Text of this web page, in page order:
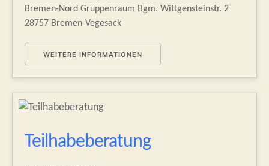
Bremen-Nord Gruppenraum Bgm. Wittgensteinstr. 2
28757 Bremen-Vegesack
WEITERE INFORMATIONEN
Teilhabeberatung